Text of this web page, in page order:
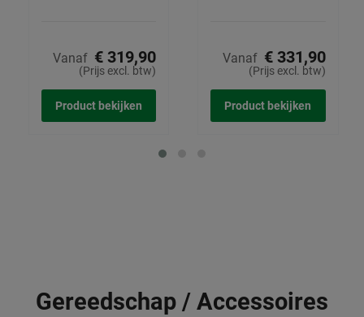
Vanaf € 319,90
(Prijs excl. btw)
Product bekijken
Vanaf € 331,90
(Prijs excl. btw)
Product bekijken
Gereedschap / Accessoires